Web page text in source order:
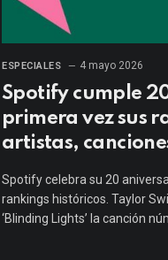
ESPECIALES 4 mayo 2026
Spotify cumple
primera vez sus
artistas,
Spotify celebra su 20
rankings históricos. Taylor
‘Blinding Lights’ la canción